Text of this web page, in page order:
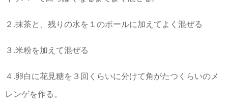
２.抹茶と、残りの水を１のボールに加えてよく混ぜる
３.米粉を加えて混ぜる
４.卵白に花見糖を３回くらいに分けて角がたつくらいのメ
レンゲを作る。